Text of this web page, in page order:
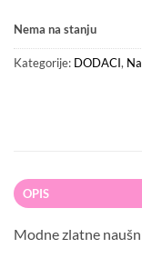
Nema na stanju
Kategorije: DODACI,
OPIS
Modne zlatne